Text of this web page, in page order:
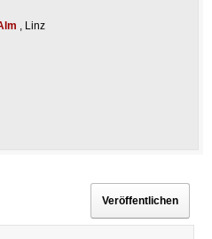
, Linz